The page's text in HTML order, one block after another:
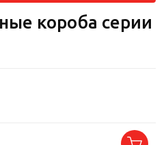
короба серии